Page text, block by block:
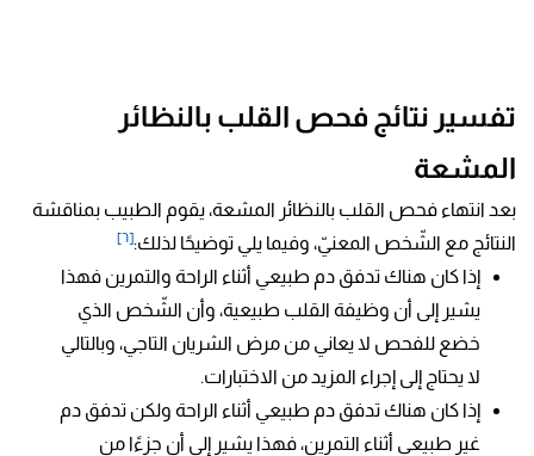
تفسير نتائج فحص القلب بالنظائر
المشعة
بعد انتهاء فحص القلب بالنظائر المشعة، يقوم الطبيب بمناقشة
النتائج مع الشّخص المعنيّ، وفيما يلي توضيحًا لذلك:[٦]
إذا كان هناك تدفق دم طبيعي أثناء الراحة والتمرين فهذا
يشير إلى أن وظيفة القلب طبيعية، وأن الشّخص الذي
خضع للفحص لا يعاني من مرض الشريان التاجي، وبالتالي
لا يحتاج إلى إجراء المزيد من الاختبارات.
إذا كان هناك تدفق دم طبيعي أثناء الراحة ولكن تدفق دم
غير طبيعي أثناء التمرين، فهذا يشير إلى أن جزءًا من